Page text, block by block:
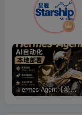
Hermes-Agent【爱马仕】AI自动化部署【会员免费领取安装包】